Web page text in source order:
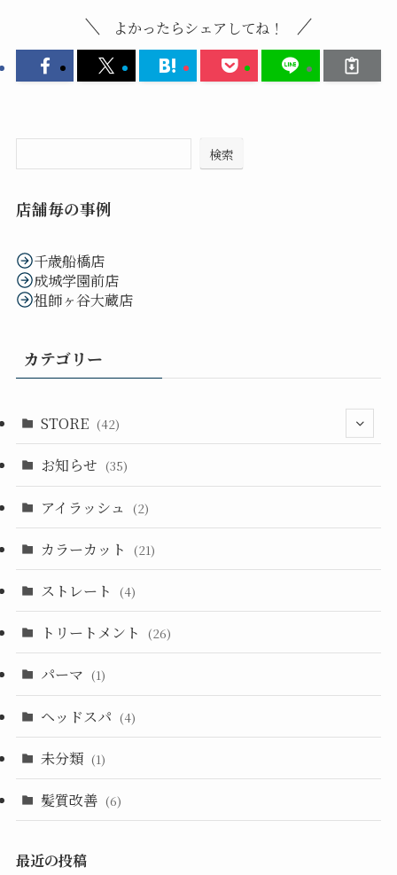
よかったらシェアしてね！
検索
店舗毎の事例
千歳船橋店
成城学園前店
祖師ヶ谷大蔵店
カテゴリー
STORE (42)
(33)
(14)
お知らせ (35)
アイラッシュ (2)
カラーカット (21)
ストレート (4)
トリートメント (26)
パーマ (1)
ヘッドスパ (4)
未分類 (1)
髪質改善 (6)
最近の投稿